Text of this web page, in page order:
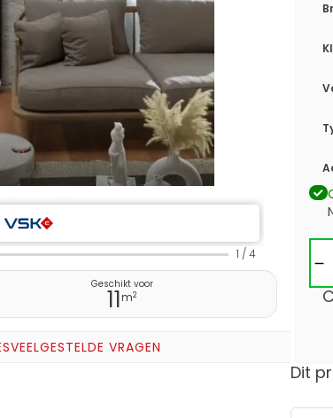
1 /4
Geschikt voor
11m2
VEELGESTELDE VRAGEN
Dit